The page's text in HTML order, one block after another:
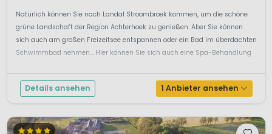
Natürlich können Sie nach Landal Stroombroek kommen, um die schöne
grüne Landschaft der Region Achterhoek zu genießen. Aber Sie können
sich auch am großen Freizeitsee entspannen oder ein Bad im überdachten
Schwimmbad nehmen... Hier können Sie sich auch eine Spa-Behandlung
Details ansehen 1 Anbieter ansehen